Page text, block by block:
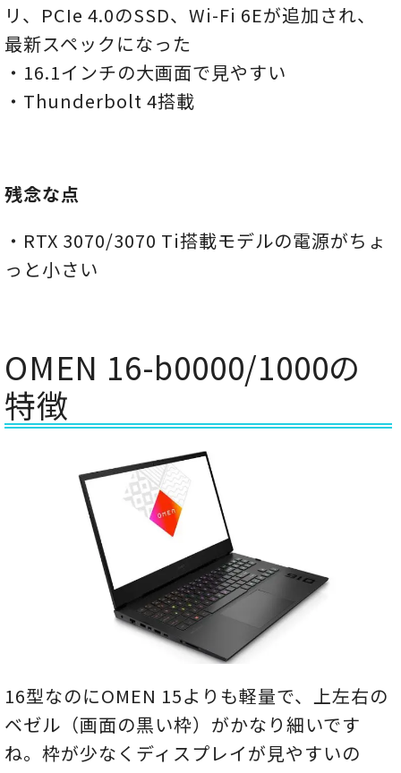
リ、PCIe 4.0のSSD、Wi-Fi 6Eが追加され、
最新スペックになった
・16.1インチの大画面で見やすい
・Thunderbolt 4搭載
残念な点
・RTX 3070/3070 Ti搭載モデルの電源がちょ
っと小さい
OMEN 16-b0000/1000の
特徴
16型なのにOMEN 15よりも軽量で、上左右の
ベゼル（画面の黒い枠）がかなり細いです
ね。枠が少なくディスプレイが見やすいの